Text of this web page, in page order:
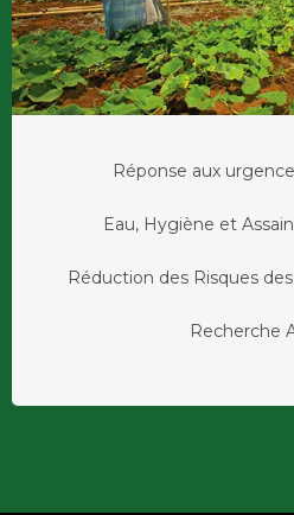
Réponse aux
Eau, Hygiène et
Réduction des Risques
Recherche